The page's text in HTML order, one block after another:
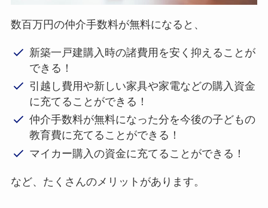
数百万円の仲介手数料が無料になると、
新築一戸建購入時の諸費用を安く抑えることが
できる！
引越し費用や新しい家具や家電などの購入資金
に充てることができる！
仲介手数料が無料になった分を今後の子どもの
教育費に充てることができる！
マイカー購入の資金に充てることができる！
など、たくさんのメリットがあります。